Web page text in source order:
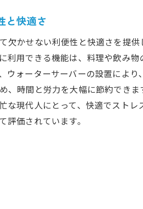
と快適さ
かせない利便性と快適さを提供
利用できる機能は、料理や飲み物
ウォーターサーバーの設置により
、時間と労力を大幅に節約できま
な現代人にとって、快適でストレ
価されています。